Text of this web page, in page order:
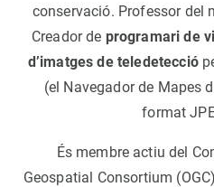
conservació. Professor del
Creador de programari de
d’imatges de teledetecció
(el Navegador de Mapes
format
És membre actiu del
Geospatial Consortium